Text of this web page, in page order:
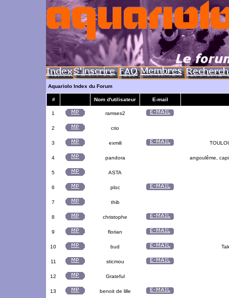
Aquariolo Index du Forum
# Nom d'utilisateur E-mail
1 ramses2
2 crio
3 exmili
4 pandora angoulême,
5 ASTA
6 ploc
7 thib
8 christophe
9 florian
10 bud
11 sticmou
12 Grateful
13 benoit de lille